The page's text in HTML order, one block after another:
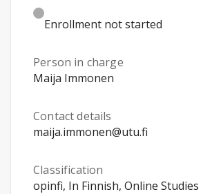
Enrollment not started
Person in charge
Maija Immonen
Contact details
maija.immonen@utu.fi
Classification
opinfi, In Finnish, Online Studies